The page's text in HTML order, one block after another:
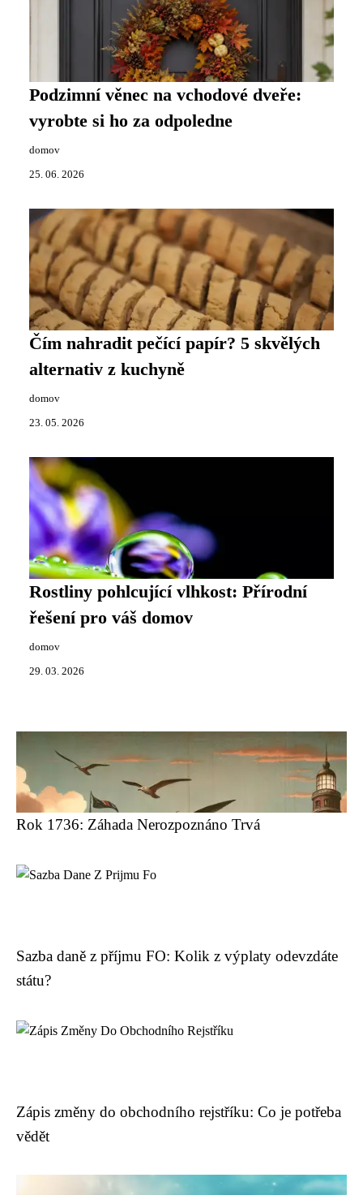
Podzimní věnec na vchodové dveře:
vyrobte si ho za odpoledne
domov
25. 06. 2026
Čím nahradit pečící papír? 5 skvělých
alternativ z kuchyně
domov
23. 05. 2026
Rostliny pohlcující vlhkost: Přírodní
řešení pro váš domov
domov
29. 03. 2026
Rok 1736: Záhada Nerozpoznáno Trvá
Sazba daně z příjmu FO: Kolik z výplaty odevzdáte
státu?
Zápis změny do obchodního rejstříku: Co je potřeba
vědět